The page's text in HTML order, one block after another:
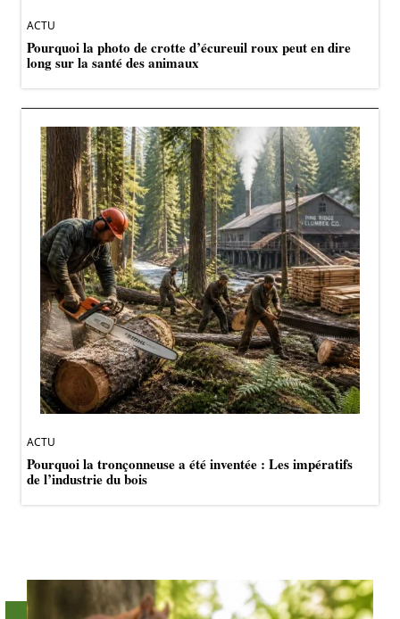
ACTU
Pourquoi la photo de crotte d’écureuil roux peut en dire
long sur la santé des animaux
ACTU
Pourquoi la tronçonneuse a été inventée : Les impératifs
de l’industrie du bois